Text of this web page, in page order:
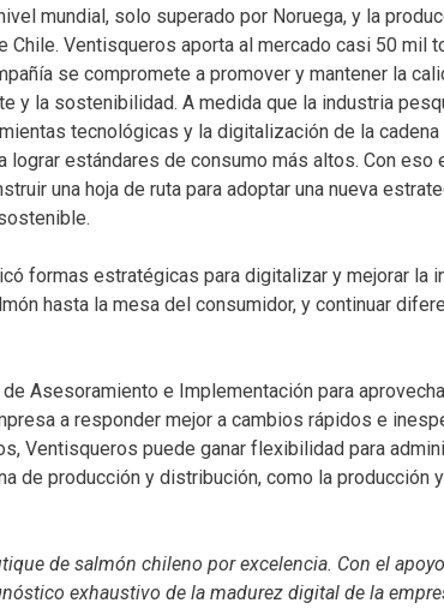
mundial, solo superado por Noruega, y la
Ventisqueros aporta al mercado casi 50 mil
se compromete a promover y mantener la
y la sostenibilidad. A medida que la industria
tecnológicas y la digitalización de la cadena
estándares de consumo más altos. Con eso
una hoja de ruta para adoptar una nueva
formas estratégicas para digitalizar y mejorar la
hasta la mesa del consumidor, y continuar
Asesoramiento e Implementación para
a responder mejor a cambios rápidos e
Ventisqueros puede ganar flexibilidad para
de producción y distribución, como la producción
de salmón chileno por excelencia. Con el
exhaustivo de la madurez digital de la